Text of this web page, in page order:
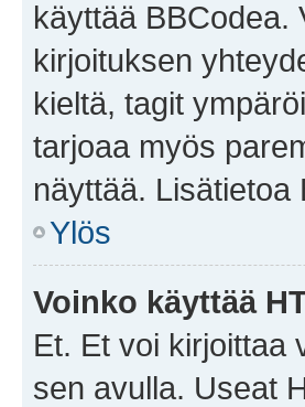
käyttää BBCodea.
kirjoituksen
kieltä, tagit
tarjoaa myös
näyttää.
Ylös
Voinko käyttää
Et. Et voi kirjoittaa
sen avulla. Useat